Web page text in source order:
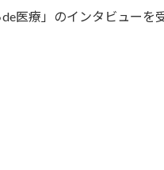
医療」のインタビューを